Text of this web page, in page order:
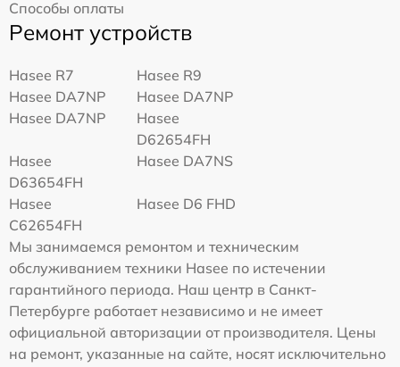
Способы оплаты
Ремонт устройств
Hasee R7
Hasee R9
Hasee DA7NP
Hasee DA7NP
Hasee DA7NP
Hasee
D62654FH
Hasee
D63654FH
Hasee DA7NS
Hasee
C62654FH
Hasee D6 FHD
Мы занимаемся ремонтом и техническим
обслуживанием техники Hasee по истечении
гарантийного периода. Наш центр в Санкт-
Петербурге работает независимо и не имеет
официальной авторизации от производителя. Цены
на ремонт, указанные на сайте, носят исключительно